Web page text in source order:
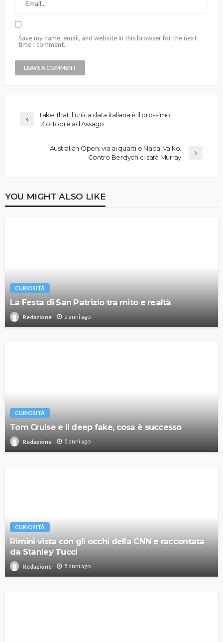
Save my name, email, and website in this browser for the next
time I comment.
Take That: l’unica data italiana è il prossimo
13 ottobre ad Assago
Australian Open: via ai quarti e Nadal va ko.
Contro Berdych ci sarà Murray
YOU MIGHT ALSO LIKE
CURIOSITÀ
La Festa di San Patrizio tra mito e realtà
Redazione 5 anni ago
CURIOSITÀ
Tom Cruise e il deep fake, cosa è successo
Redazione 5 anni ago
CURIOSITÀ
Rimini vista con gli occhi della CNN e raccontata
da Stanley Tucci
Redazione 5 anni ago